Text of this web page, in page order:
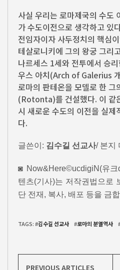
사실 우리는 로마제국의 수도
가 수도이전으로 생각하고 있
전임자이자 사두정치의 핵심
테살로니키에 그의 왕궁 그리
나르세스 1세와 전투에서 승
우스 아치(Arch of Galerius
로마의 판테온을 모델로 한 그
(Rotonta)를 건설했다. 이 같
시 새로운 수도의 이전을 실제
다.
글쓴이: 김수길 선교사/ 본지
◙ Now&Here©ucdigiN(유
텐츠(기사)는 저작권법으로
단 전재, 복사, 배포 등을 금
TAGS: #김수길 선교사 #로마의 분열역사
PREVIOUS ARTICLES